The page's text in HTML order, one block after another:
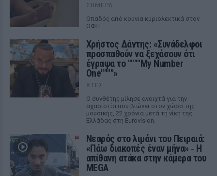
ΣΉΜΕΡΑ
Οπαδός από κούνια κυριολεκτικά στον
ΟΦΗ
Χρήστος Δάντης: «Συνάδελφοι
προσπαθούν να ξεχάσουν ότι
έγραψα το """"My Number
One""""»
ΧΤΕΣ
Ο συνθέτης μίλησε ανοιχτά για την
αχαριστία που βιώνει στον χώρο της
μουσικής, 22 χρόνια μετά τη νίκη της
Ελλάδας στη Eurovision.
Νεαρός στο λιμάνι του Πειραιά:
«Πάω διακοπές έναν μήνα» ‑ Η
απίθανη ατάκα στην κάμερα του
MEGA